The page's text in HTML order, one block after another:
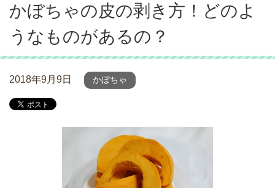
かぼちゃの皮の剥き方！どのよ
うなものがあるの？
2018年9月9日 かぼちゃ